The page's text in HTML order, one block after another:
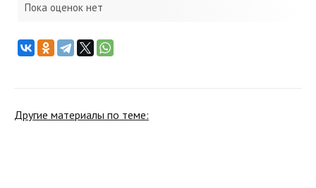
Пока оценок нет
Другие материалы по теме: